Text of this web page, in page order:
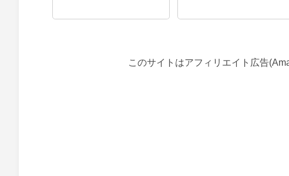
このサイトはアフィリエイト広告